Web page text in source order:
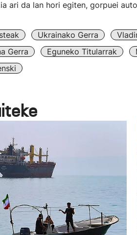
ari da lan hori egiten, gorpuei
Ukrainako Gerra
Gerra
Eguneko Titularrak